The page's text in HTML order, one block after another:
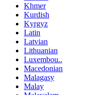
Khmer
Kurdish
Kyrgyz
Latin
Latvian
Lithuanian
Luxembou..
Macedonian
Malagasy
Malay